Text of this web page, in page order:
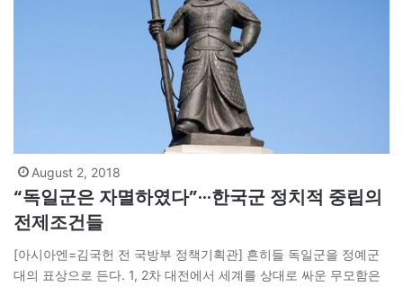
August 2, 2018
“독일군은 자멸하였다”···한국군 정치적 중립의
전제조건들
[아시아엔=김국헌 전 국방부 정책기획관] 흔히들 독일군을 정예군
대의 표상으로 든다. 1, 2차 대전에서 세계를 상대로 싸운 무모함은